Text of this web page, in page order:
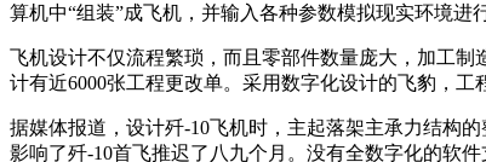
算机中“组装”成飞机，并输入各种参数模拟现实环境进
飞机设计不仅流程繁琐，而且零部件数量庞大，加工
计有近6000张工程更改单。采用数字化设计的飞豹，工
据媒体报道，设计歼-10飞机时，主起落架主承力结构
影响了歼-10首飞推迟了八九个月。没有全数字化的软